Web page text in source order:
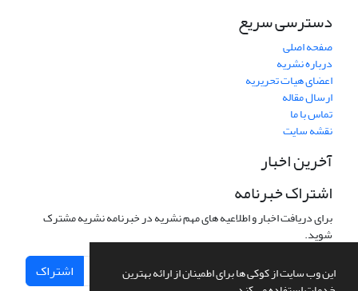
این وب سایت از کوکی ها برای اطمینان از ارائه بهترین
دسترسی سریع
صفحه اصلی
درباره نشریه
اعضای هیات تحریریه
ارسال مقاله
تماس با ما
نقشه سایت
آخرین اخبار
اشتراک خبرنامه
برای دریافت اخبار و اطلاعیه های مهم نشریه در خبرنامه نشریه مشترک
شوید.
اشتراک